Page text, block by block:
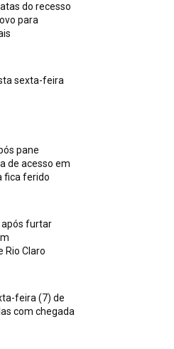
do recesso
para
sexta-feira
pane
de acesso em
fica ferido
após furtar
Rio Claro
feira (7) de
com chegada